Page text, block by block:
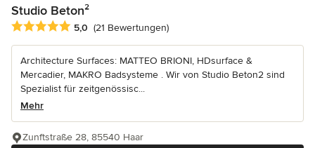
Studio Beton²
Durchschnittliche Bewertung: 5 von 5 Sternen
5,0 (21 Bewertungen)
Architecture Surfaces: MATTEO BRIONI, HDsurface &
Mercadier, MAKRO Badsysteme . Wir von Studio Beton2 sind
Spezialist für zeitgenössisc...
Mehr
Zunftstraße 28, 85540 Haar